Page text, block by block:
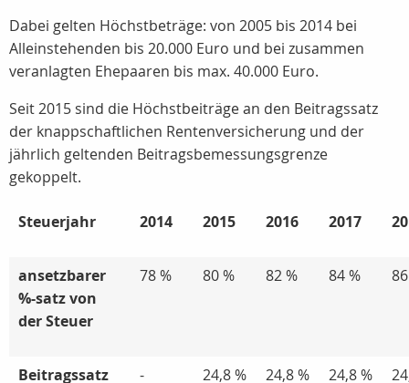
Dabei gelten Höchstbeträge: von 2005 bis 2014 bei
Alleinstehenden bis 20.000 Euro und bei zusammen
veranlagten Ehepaaren bis max. 40.000 Euro.
Seit 2015 sind die Höchstbeiträge an den Beitragssatz
der knappschaftlichen Rentenversicherung und der
jährlich geltenden Beitragsbemessungsgrenze
gekoppelt.
Steuerjahr 2014 2015 2016 2017
ansetzbarer
%-satz von
der Steuer
78 % 80 % 82 % 84 %
Beitragssatz - 24,8 % 24,8 % 24,8 %